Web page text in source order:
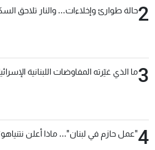
2حالة طوارئ وإخلاءات... والنار تلاحق
3ما الذي غيّرته المفاوضات اللبنانية
4"عمل حازم في لبنان"... ماذا أعلن